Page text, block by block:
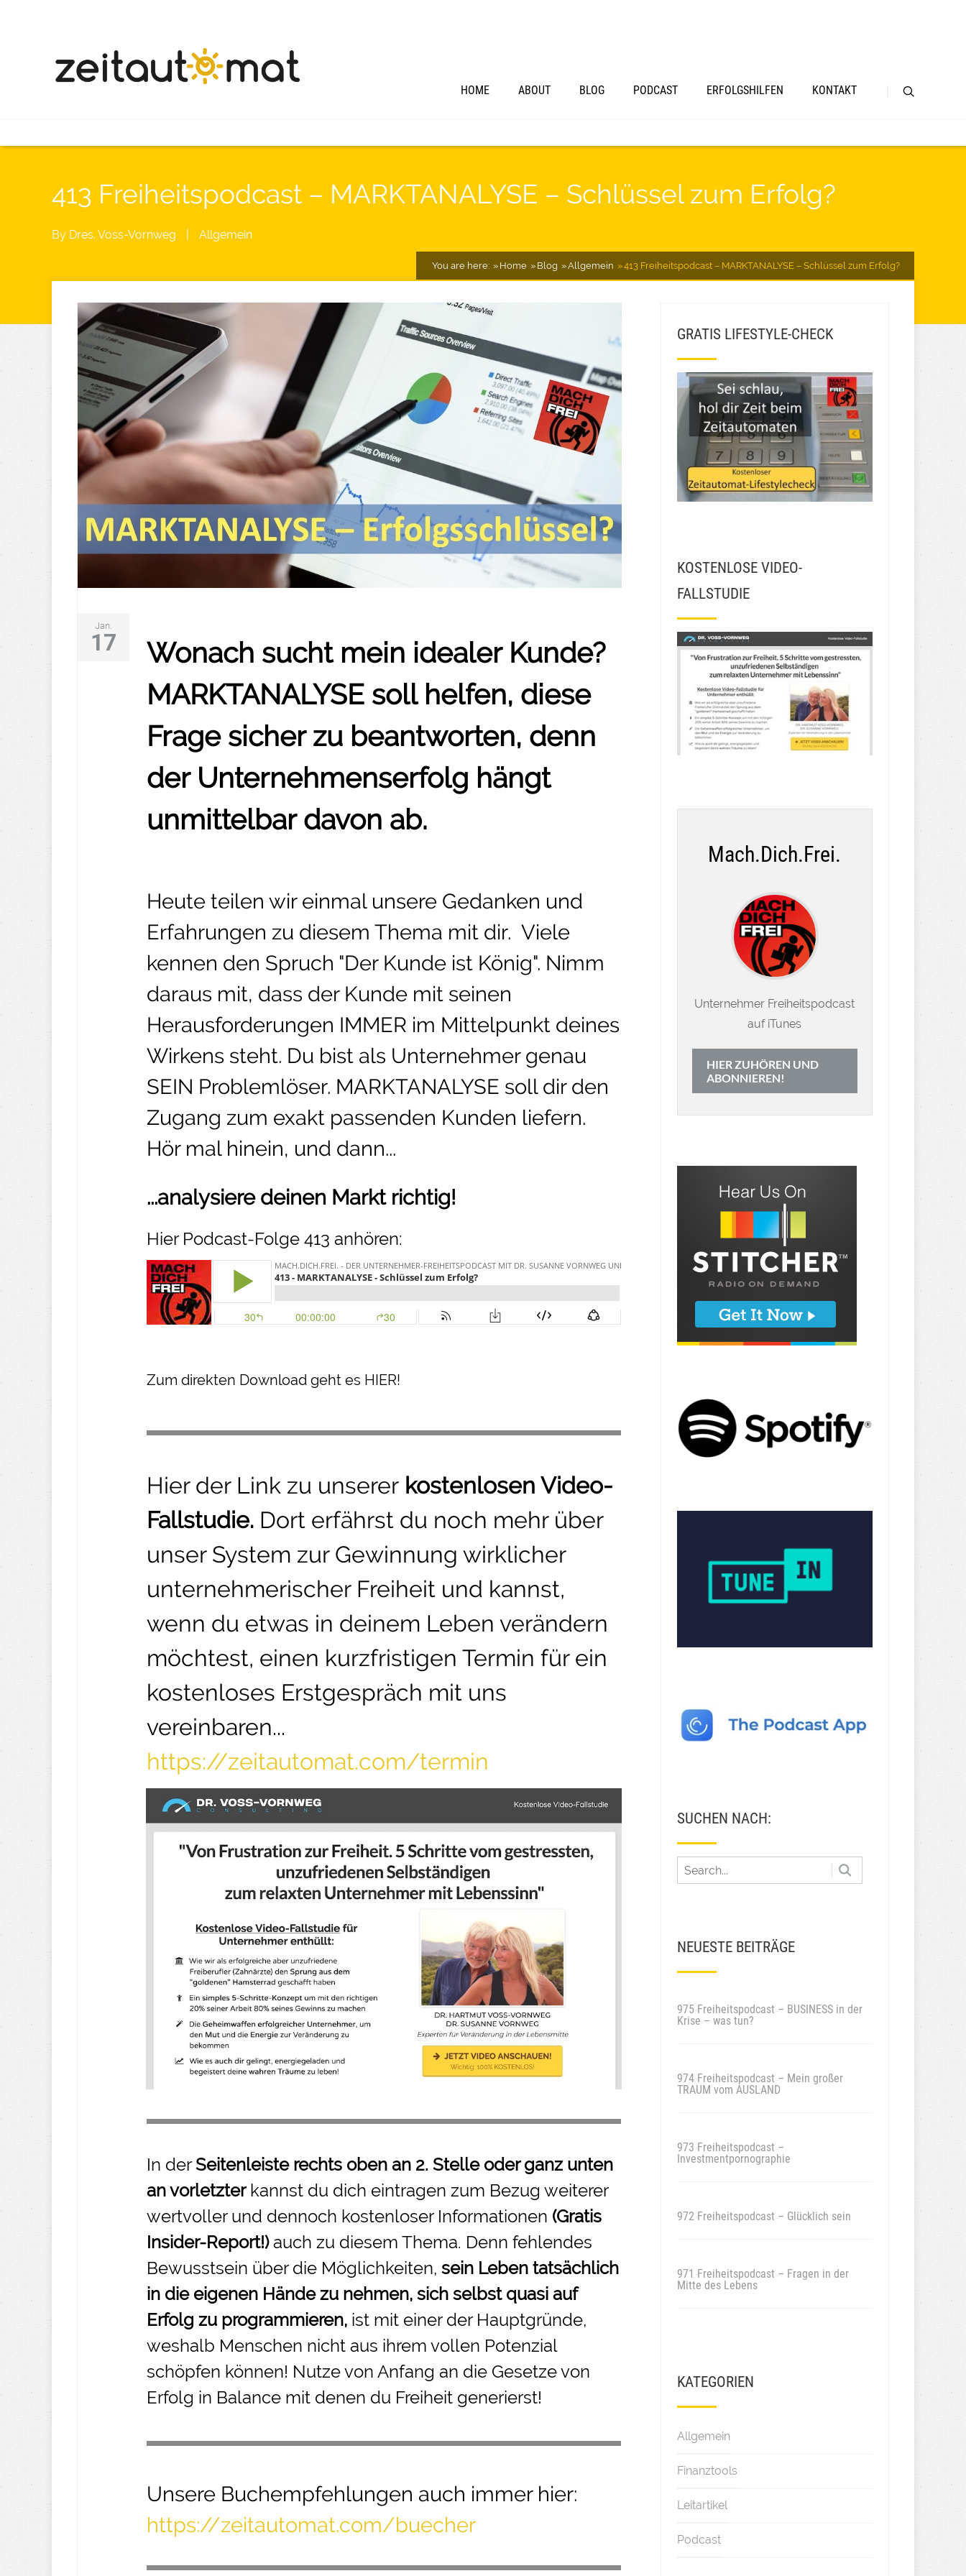
HOME ABOUT BLOG PODCAST ERFOLGSHILFEN KONTAKT
413 Freiheitspodcast – MARKTANALYSE – Schlüssel zum Erfolg?
By Dres. Voss-Vornweg Allgemein
You are here: Home Blog Allgemein 413 Freiheitspodcast – MARKTANALYSE – Schlüssel zum Erfolg?
Jan.
17
Wonach sucht mein idealer Kunde?
MARKTANALYSE soll helfen, diese
Frage sicher zu beantworten, denn
der Unternehmenserfolg hängt
unmittelbar davon ab.
Heute teilen wir einmal unsere Gedanken und
Erfahrungen zu diesem Thema mit dir. Viele
kennen den Spruch "Der Kunde ist König". Nimm
daraus mit, dass der Kunde mit seinen
Herausforderungen IMMER im Mittelpunkt deines
Wirkens steht. Du bist als Unternehmer genau
SEIN Problemlöser. MARKTANALYSE soll dir den
Zugang zum exakt passenden Kunden liefern.
Hör mal hinein, und dann...
...analysiere deinen Markt richtig!
Hier Podcast-Folge 413 anhören:
Z um direkte n Download geh t es HIER!
Hier der Link zu unserer kostenlosen Video-
Fallstudie. Dort erfährst du noch mehr über
unser System zur Gewinnung wirklicher
unternehmerischer Freiheit und kannst,
wenn du etwas in deinem Leben verändern
möchtest, einen kurzfristigen Termin für ein
kostenloses Erstgespräch mit uns
vereinbaren...
https://zeitautomat.com/termin
In derSeitenleiste rechts oben an 2. Stelle oder ganz unten
an vorletzter kannst du dich eintragen zum Bezug weiterer
wertvoller und dennoch kostenloser Informationen (Gratis
Insider-Report!)auch zu diesem Thema. Denn fehlendes
Bewusstsein über die Möglichkeiten, sein Leben tatsächlich
in die eigenen Hände zu nehmen, sich selbst quasi auf
Erfolg zu programmieren, ist mit einer der Hauptgründe,
weshalb Menschen nicht aus ihrem vollen Potenzial
schöpfen können! Nutze von Anfang an die Gesetze von
Erfolg in Balance mit denen du Freiheit generierst!
Unsere Buchempfehlungen auch immer hier:
https://zeitautomat.com/buecher
GRATIS LIFESTYLE-CHECK
KOSTENLOSE VIDEO-
FALLSTUDIE
Mach.Dich.Frei.
Unternehmer Freiheitspodcast
auf iTunes
HIER ZUHÖREN UND
ABONNIEREN!
SUCHEN NACH:
NEUESTE BEITRÄGE
975 Freiheitspodcast – BUSINESS in der
Krise – was tun?
974 Freiheitspodcast – Mein großer
TRAUM vom AUSLAND
973 Freiheitspodcast –
Investmentpornographie
972 Freiheitspodcast – Glücklich sein
971 Freiheitspodcast – Fragen in der
Mitte des Lebens
KATEGORIEN
Allgemein
Finanztools
Leitartikel
Podcast